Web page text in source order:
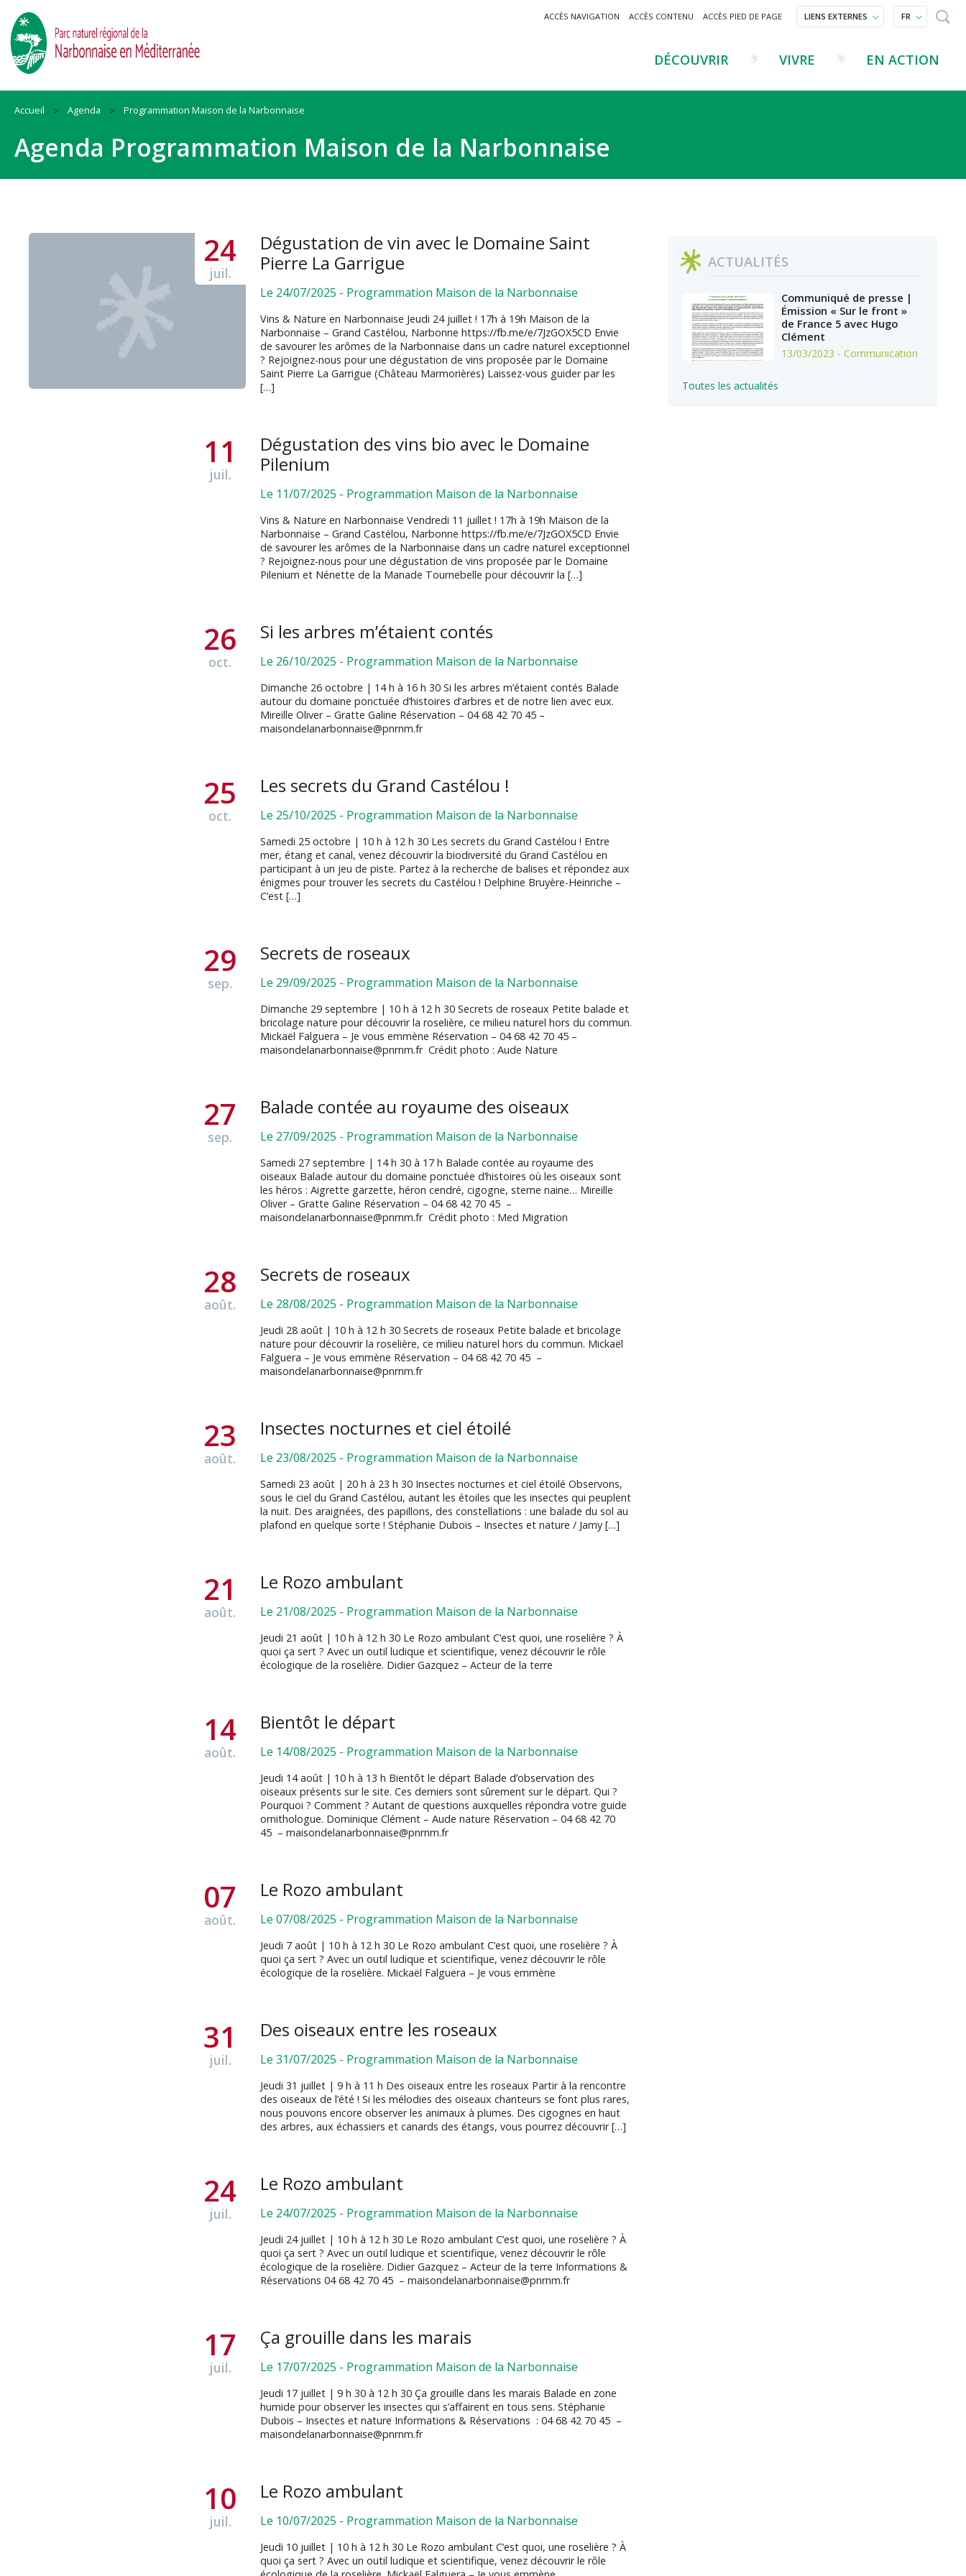
ACCÈS NAVIGATION ACCÈS CONTENU ACCÈS PIED DE PAGE LIENS EXTERNES FR
DÉCOUVRIR
Birdwatching Narbonnaise
Birdwatching Narbonnaise (EN)
VIVRE EN ACTION
Marque Valeurs Parc
Les éditions du parc
Accueil Agenda Programmation Maison de la Narbonnaise
Agenda Programmation Maison de la Narbonnaise
24
juil.
Dégustation de vin avec le Domaine Saint
Pierre La Garrigue
Le 24/07/2025 - Programmation Maison de la Narbonnaise
Vins & Nature en Narbonnaise Jeudi 24 juillet ! 17h à 19h Maison de la
Narbonnaise – Grand Castélou, Narbonne https://fb.me/e/7JzGOX5CD Envie
de savourer les arômes de la Narbonnaise dans un cadre naturel exceptionnel
? Rejoignez-nous pour une dégustation de vins proposée par le Domaine
Saint Pierre La Garrigue (Château Marmorières) Laissez-vous guider par les
[…]
11
juil.
Dégustation des vins bio avec le Domaine
Pilenium
Le 11/07/2025 - Programmation Maison de la Narbonnaise
Vins & Nature en Narbonnaise Vendredi 11 juillet ! 17h à 19h Maison de la
Narbonnaise – Grand Castélou, Narbonne https://fb.me/e/7JzGOX5CD Envie
de savourer les arômes de la Narbonnaise dans un cadre naturel exceptionnel
? Rejoignez-nous pour une dégustation de vins proposée par le Domaine
Pilenium​ et Nénette de la Manade Tournebelle pour découvrir la […]
26
oct.
Si les arbres m’étaient contés
Le 26/10/2025 - Programmation Maison de la Narbonnaise
Dimanche 26 octobre | 14 h à 16 h 30 Si les arbres m’étaient contés Balade
autour du domaine ponctuée d’histoires d’arbres et de notre lien avec eux.
Mireille Oliver – Gratte Galine Réservation – 04 68 42 70 45 –
maisondelanarbonnaise@pnrnm.fr
25
oct.
Les secrets du Grand Castélou !
Le 25/10/2025 - Programmation Maison de la Narbonnaise
Samedi 25 octobre | 10 h à 12 h 30 Les secrets du Grand Castélou ! Entre
mer, étang et canal, venez découvrir la biodiversité du Grand Castélou en
participant à un jeu de piste. Partez à la recherche de balises et répondez aux
énigmes pour trouver les secrets du Castélou ! Delphine Bruyère-Heinriche –
C’est […]
29
sep.
Secrets de roseaux
Le 29/09/2025 - Programmation Maison de la Narbonnaise
Dimanche 29 septembre | 10 h à 12 h 30 Secrets de roseaux Petite balade et
bricolage nature pour découvrir la roselière, ce milieu naturel hors du commun.
Mickaël Falguera – Je vous emmène Réservation – 04 68 42 70 45 –
maisondelanarbonnaise@pnrnm.fr Crédit photo : Aude Nature
27
sep.
Balade contée au royaume des oiseaux
Le 27/09/2025 - Programmation Maison de la Narbonnaise
Samedi 27 septembre | 14 h 30 à 17 h Balade contée au royaume des
oiseaux Balade autour du domaine ponctuée d’histoires où les oiseaux sont
les héros : Aigrette garzette, héron cendré, cigogne, sterne naine… Mireille
Oliver – Gratte Galine Réservation – 04 68 42 70 45 –
maisondelanarbonnaise@pnrnm.fr Crédit photo : Med Migration
28
août.
Secrets de roseaux
Le 28/08/2025 - Programmation Maison de la Narbonnaise
Jeudi 28 août | 10 h à 12 h 30 Secrets de roseaux Petite balade et bricolage
nature pour découvrir la roselière, ce milieu naturel hors du commun. Mickaël
Falguera – Je vous emmène Réservation – 04 68 42 70 45 –
maisondelanarbonnaise@pnrnm.fr
23
août.
Insectes nocturnes et ciel étoilé
Le 23/08/2025 - Programmation Maison de la Narbonnaise
Samedi 23 août | 20 h à 23 h 30 Insectes nocturnes et ciel étoilé Observons,
sous le ciel du Grand Castélou, autant les étoiles que les insectes qui peuplent
la nuit. Des araignées, des papillons, des constellations : une balade du sol au
plafond en quelque sorte ! Stéphanie Dubois – Insectes et nature / Jamy […]
21
août.
Le Rozo ambulant
Le 21/08/2025 - Programmation Maison de la Narbonnaise
Jeudi 21 août | 10 h à 12 h 30 Le Rozo ambulant C’est quoi, une roselière ? À
quoi ça sert ? Avec un outil ludique et scientifique, venez découvrir le rôle
écologique de la roselière. Didier Gazquez – Acteur de la terre
14
août.
Bientôt le départ
Le 14/08/2025 - Programmation Maison de la Narbonnaise
Jeudi 14 août | 10 h à 13 h Bientôt le départ Balade d’observation des
oiseaux présents sur le site. Ces derniers sont sûrement sur le départ. Qui ?
Pourquoi ? Comment ? Autant de questions auxquelles répondra votre guide
ornithologue. Dominique Clément – Aude nature Réservation – 04 68 42 70
45 – maisondelanarbonnaise@pnrnm.fr
07
août.
Le Rozo ambulant
Le 07/08/2025 - Programmation Maison de la Narbonnaise
Jeudi 7 août | 10 h à 12 h 30 Le Rozo ambulant C’est quoi, une roselière ? À
quoi ça sert ? Avec un outil ludique et scientifique, venez découvrir le rôle
écologique de la roselière. Mickaël Falguera – Je vous emmène
31
juil.
Des oiseaux entre les roseaux
Le 31/07/2025 - Programmation Maison de la Narbonnaise
Jeudi 31 juillet | 9 h à 11 h Des oiseaux entre les roseaux Partir à la rencontre
des oiseaux de l’été ! Si les mélodies des oiseaux chanteurs se font plus rares,
nous pouvons encore observer les animaux à plumes. Des cigognes en haut
des arbres, aux échassiers et canards des étangs, vous pourrez découvrir […]
24
juil.
Le Rozo ambulant
Le 24/07/2025 - Programmation Maison de la Narbonnaise
Jeudi 24 juillet | 10 h à 12 h 30 Le Rozo ambulant C’est quoi, une roselière ? À
quoi ça sert ? Avec un outil ludique et scientifique, venez découvrir le rôle
écologique de la roselière. Didier Gazquez – Acteur de la terre Informations &
Réservations 04 68 42 70 45 – maisondelanarbonnaise@pnrnm.fr
17
juil.
Ça grouille dans les marais
Le 17/07/2025 - Programmation Maison de la Narbonnaise
Jeudi 17 juillet | 9 h 30 à 12 h 30 Ça grouille dans les marais Balade en zone
humide pour observer les insectes qui s’affairent en tous sens. Stéphanie
Dubois – Insectes et nature Informations & Réservations : 04 68 42 70 45 –
maisondelanarbonnaise@pnrnm.fr
10
juil.
Le Rozo ambulant
Le 10/07/2025 - Programmation Maison de la Narbonnaise
Jeudi 10 juillet | 10 h à 12 h 30 Le Rozo ambulant C’est quoi, une roselière ? À
quoi ça sert ? Avec un outil ludique et scientifique, venez découvrir le rôle
ACTUALITÉS
Communiqué de presse |
Émission « Sur le front »
de France 5 avec Hugo
Clément
13/03/2023 - Communication
Toutes les actualités